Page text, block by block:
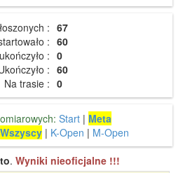
: 67
: 60
: 0
: 60
Na trasie : 0
Start | Meta
Wszyscy | K-Open | M-Open
. Wyniki nieoficjalne !!!